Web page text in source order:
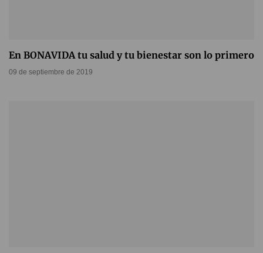
En BONAVIDA tu salud y tu bienestar son lo primero
09 de septiembre de 2019